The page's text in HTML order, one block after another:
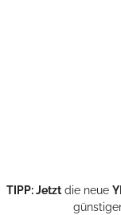
TIPP: Jetztdie neue